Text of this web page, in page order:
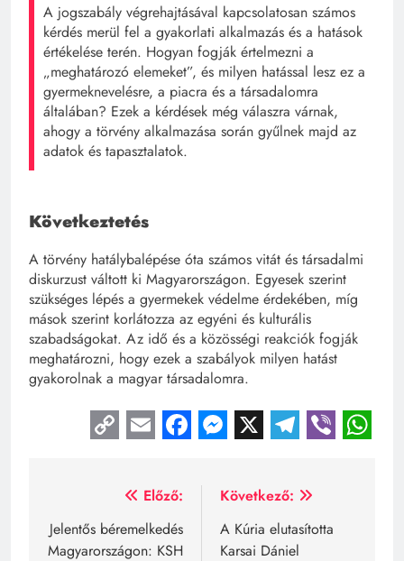
A jogszabály végrehajtásával kapcsolatosan számos
kérdés merül fel a gyakorlati alkalmazás és a hatások
értékelése terén. Hogyan fogják értelmezni a
„meghatározó elemeket”, és milyen hatással lesz ez a
gyermeknevelésre, a piacra és a társadalomra
általában? Ezek a kérdések még válaszra várnak,
ahogy a törvény alkalmazása során gyűlnek majd az
adatok és tapasztalatok.
Következtetés
A törvény hatálybalépése óta számos vitát és társadalmi
diskurzust váltott ki Magyarországon. Egyesek szerint
szükséges lépés a gyermekek védelme érdekében, míg
mások szerint korlátozza az egyéni és kulturális
szabadságokat. Az idő és a közösségi reakciók fogják
meghatározni, hogy ezek a szabályok milyen hatást
gyakorolnak a magyar társadalomra.
CopyEmailFacebook
Messenger
X Viber
Bejegyzés
navigáció
Előző:
Jelentős béremelkedés
Magyarországon: KSH
Következő:
A Kúria elutasította
Karsai Dániel